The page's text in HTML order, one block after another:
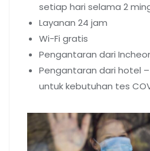
setiap hari selama 2
Layanan 24 jam
Wi-Fi gratis
Pengantaran dari
Pengantaran dari hotel
untuk kebutuhan tes